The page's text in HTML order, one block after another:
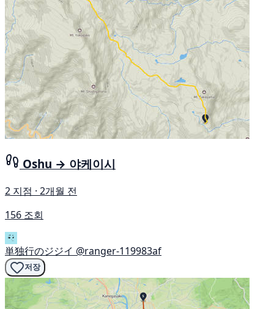
Oshu → 야케이시
2 지점 · 2개월 전
156 조회
単独行のジジイ @ranger-119983af
저장